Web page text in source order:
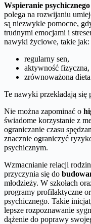
Wspieranie
polega na rozwijaniu
są niezwykle pomocne,
trudnymi emocjami i
nawyki życiowe, takie jak:
regularny sen,
aktywność fizyczna,
zrównoważona
Te nawyki przekładają
Nie można zapominać o
świadome korzystanie z
ograniczanie czasu
znacznie ograniczyć
psychicznym.
Wzmacnianie relacji
przyczynia się do
młodzieży. W szkołach
programy profilaktyczne
psychicznego. Takie
lepsze rozpoznawanie
dążenie do poprawy